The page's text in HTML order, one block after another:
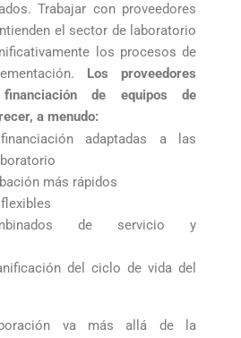
Trabajar con proveedores
el sector de laboratorio
los procesos de
Los proveedores
de equipos de
a menudo:
adaptadas a las
más rápidos
de servicio y
del ciclo de vida del
va más allá de la